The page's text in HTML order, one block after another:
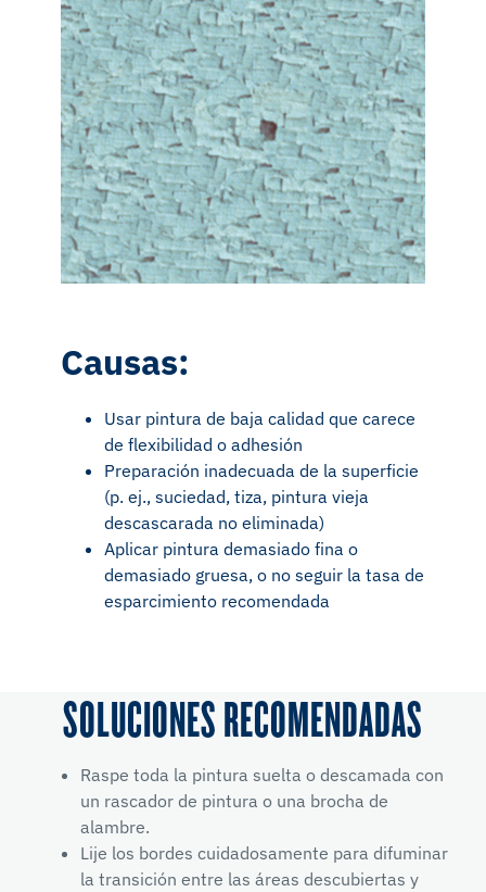
Causas:
Usar pintura de baja calidad que carece
de flexibilidad o adhesión
Preparación inadecuada de la superficie
(p. ej., suciedad, tiza, pintura vieja
descascarada no eliminada)
Aplicar pintura demasiado fina o
demasiado gruesa, o no seguir la tasa de
esparcimiento recomendada
SOLUCIONES RECOMENDADAS
Raspe toda la pintura suelta o descamada con
un rascador de pintura o una brocha de
alambre.
Lije los bordes cuidadosamente para difuminar
la transición entre las áreas descubiertas y